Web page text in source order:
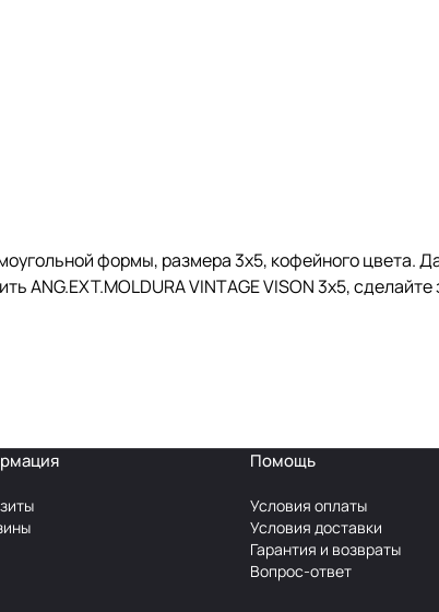
формы, размера 3x5, кофейного цвета.
VINTAGE VISON 3x5, сделайте
Помощь
Условия оплаты
Условия доставки
Гарантия и возвраты
Вопрос-ответ